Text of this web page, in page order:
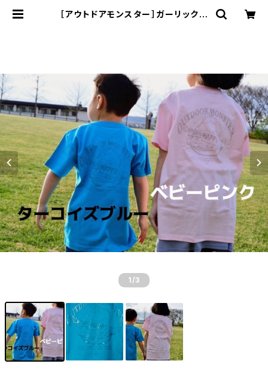
［アウトドアモンスター］ガーリックボ
1 /3